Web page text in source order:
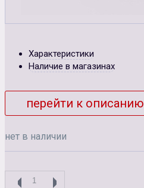
Характеристики
Наличие в магазинах
перейти к описанию
нет в наличии